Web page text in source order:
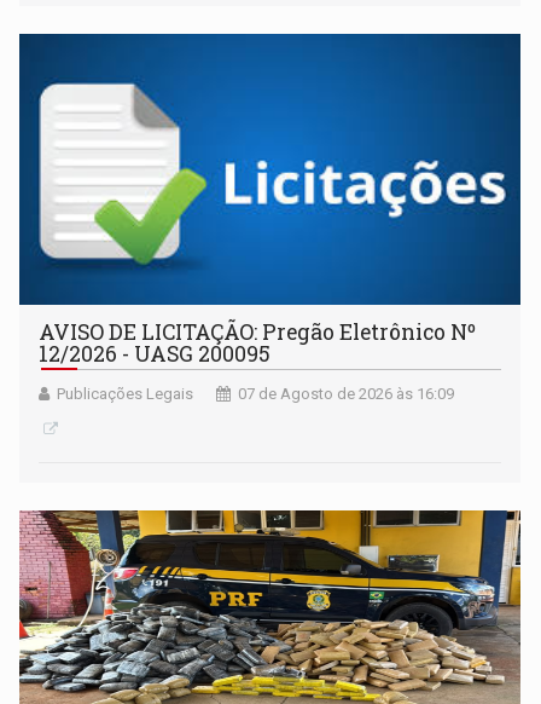
AVISO DE LICITAÇÃO: Pregão Eletrônico Nº
12/2026 - UASG 200095
Publicações Legais 07 de Agosto de 2026 às 16:09